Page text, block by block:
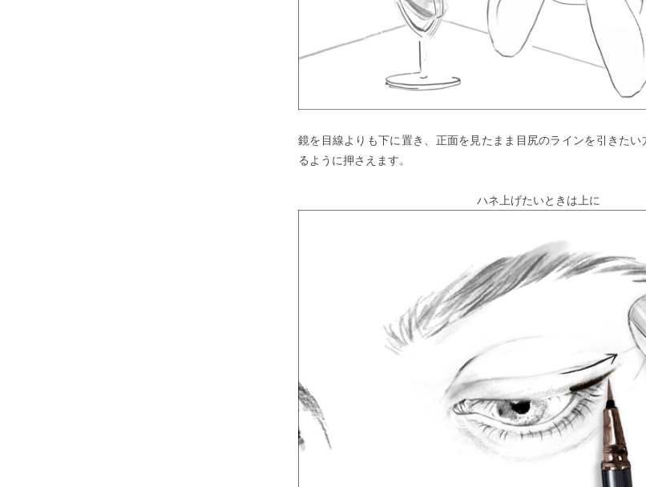
鏡を目線よりも下に置き、正面を見たまま目尻のラインを引きた
るように押さえます。
ハネ上げたいときは上に